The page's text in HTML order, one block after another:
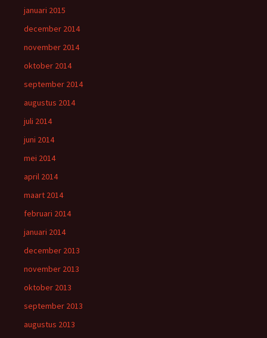
januari 2015
december 2014
november 2014
oktober 2014
september 2014
augustus 2014
juli 2014
juni 2014
mei 2014
april 2014
maart 2014
februari 2014
januari 2014
december 2013
november 2013
oktober 2013
september 2013
augustus 2013